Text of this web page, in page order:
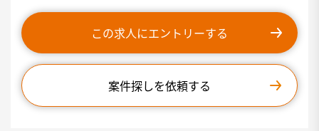
この求人にエントリーする
案件探しを依頼する